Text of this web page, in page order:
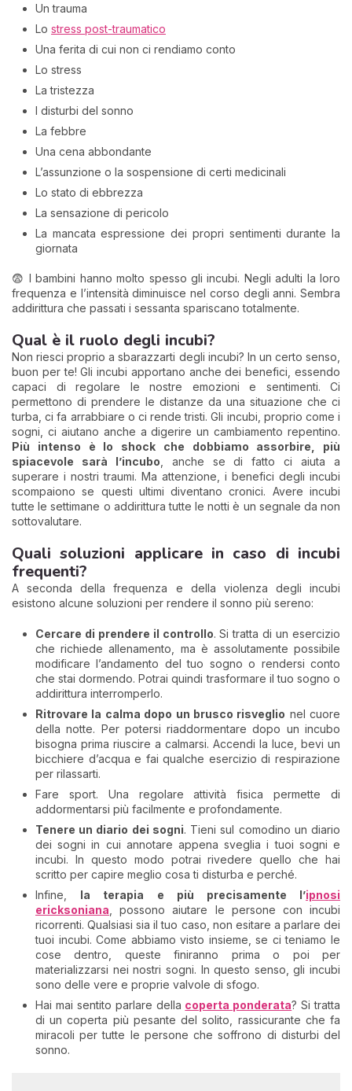
Un trauma
Lo stress post-traumatico
Una ferita di cui non ci rendiamo conto
Lo stress
La tristezza
I disturbi del sonno
La febbre
Una cena abbondante
L’assunzione o la sospensione di certi medicinali
Lo stato di ebbrezza
La sensazione di pericolo
La mancata espressione dei propri sentimenti durante la
giornata
😨 I bambini hanno molto spesso gli incubi. Negli adulti la loro
frequenza e l’intensità diminuisce nel corso degli anni. Sembra
addirittura che passati i sessanta spariscano totalmente.
Qual è il ruolo degli incubi?
Non riesci proprio a sbarazzarti degli incubi? In un certo senso,
buon per te! Gli incubi apportano anche dei benefici, essendo
capaci di regolare le nostre emozioni e sentimenti. Ci
permettono di prendere le distanze da una situazione che ci
turba, ci fa arrabbiare o ci rende tristi. Gli incubi, proprio come i
sogni, ci aiutano anche a digerire un cambiamento repentino.
Più intenso è lo shock che dobbiamo assorbire, più
spiacevole sarà l’incubo , anche se di fatto ci aiuta a
superare i nostri traumi. Ma attenzione, i benefici degli incubi
scompaiono se questi ultimi diventano cronici. Avere incubi
tutte le settimane o addirittura tutte le notti è un segnale da non
sottovalutare.
Quali soluzioni applicare in caso di incubi
frequenti?
A seconda della frequenza e della violenza degli incubi
esistono alcune soluzioni per rendere il sonno più sereno:
Cercare di prendere il controllo. Si tratta di un esercizio
che richiede allenamento, ma è assolutamente possibile
modificare l’andamento del tuo sogno o rendersi conto
che stai dormendo. Potrai quindi trasformare il tuo sogno o
addirittura interromperlo.
Ritrovare la calma dopo un brusco risveglio nel cuore
della notte. Per potersi riaddormentare dopo un incubo
bisogna prima riuscire a calmarsi. Accendi la luce, bevi un
bicchiere d’acqua e fai qualche esercizio di respirazione
per rilassarti.
Fare sport. Una regolare attività fisica permette di
addormentarsi più facilmente e profondamente.
Tenere un diario dei sogni. Tieni sul comodino un diario
dei sogni in cui annotare appena sveglia i tuoi sogni e
incubi. In questo modo potrai rivedere quello che hai
scritto per capire meglio cosa ti disturba e perché.
Infine, la terapia e più precisamente l’ipnosi
ericksoniana , possono aiutare le persone con incubi
ricorrenti. Qualsiasi sia il tuo caso, non esitare a parlare dei
tuoi incubi. Come abbiamo visto insieme, se ci teniamo le
cose dentro, queste finiranno prima o poi per
materializzarsi nei nostri sogni. In questo senso, gli incubi
sono delle vere e proprie valvole di sfogo.
Hai mai sentito parlare della coperta ponderata? Si tratta
di un coperta più pesante del solito, rassicurante che fa
miracoli per tutte le persone che soffrono di disturbi del
sonno.